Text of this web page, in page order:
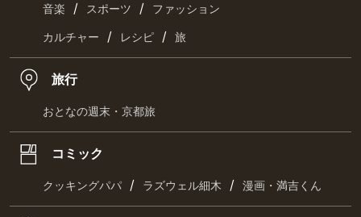
音楽 / スポーツ / ファッション
カルチャー / レシピ / 旅
旅行
おとなの週末・京都旅
コミック
クッキングパパ / ラズウェル細木 / 漫画・満吉くん